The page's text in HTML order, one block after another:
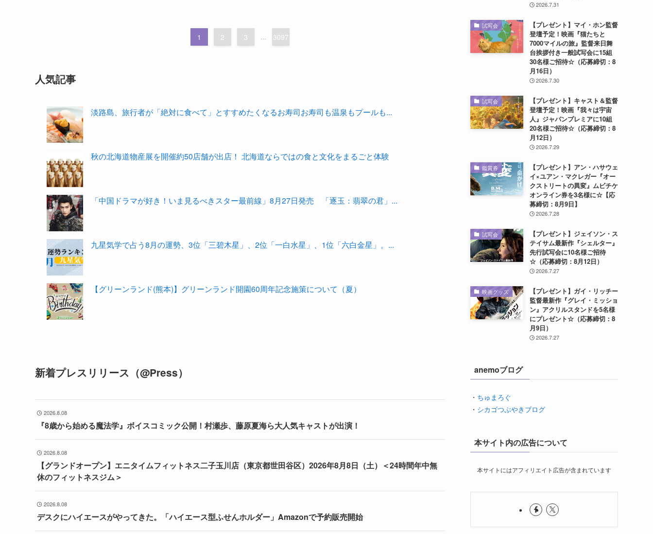
1 2 3 ... 3097
人気記事
淡路島、旅行者が「絶対に食べて」とすすめたくなるお寿司お寿司も温泉もプールも...
秋の北海道物産展を開催約50店舗が出店！ 北海道ならではの食と文化をまるごと体験
「中国ドラマが好き！いま見るべきスター最前線」8月27日発売 「逐玉：翡翠の君」...
九星気学で占う8月の運勢、3位「三碧木星」、2位「一白水星」、1位「六白金星」。...
【グリーンランド(熊本)】グリーンランド開園60周年記念施策について（夏）
新着プレスリリース（@Press）
2026.8.08
『8歳から始める魔法学』ボイスコミック公開！村瀬歩、藤原夏海ら大人気キャストが出演！
2026.8.08
【グランドオープン】エニタイムフィットネス二子玉川店（東京都世田谷区）2026年8月8日（土）＜24時間年中無
休のフィットネスジム＞
2026.8.08
デスクにハイエースがやってきた。「ハイエース型ふせんホルダー」Amazonで予約販売開始
2026.7.31
試写会
【プレゼント】マイ・ホン監督
登壇予定！映画『猫たちと
7000マイルの旅』監督来日舞
台挨拶付き一般試写会に15組
30名様ご招待☆（応募締切：8
月16日）
2026.7.30
試写会
【プレゼント】キャスト＆監督
登壇予定！映画『我々は宇宙
人』ジャパンプレミアに10組
20名様ご招待☆（応募締切：8
月12日）
2026.7.29
鑑賞券
【プレゼント】アン・ハサウェ
イ×ユアン・マクレガー『オー
クストリートの異変』ムビチケ
オンライン券を3名様に☆【応
募締切：8月9日】
2026.7.28
試写会
【プレゼント】ジェイソン・ス
テイサム最新作『シェルター』
先行試写会に10名様ご招待
☆（応募締切：8月12日）
2026.7.27
映画グッズ
【プレゼント】ガイ・リッチー
監督最新作『グレイ・ミッショ
ン』アクリルスタンドを5名様
にプレゼント☆（応募締切：8
月9日）
2026.7.27
anemoブログ
・ ちゅまろぐ
・ シカゴつぶやきブログ
本サイト内の広告について
本サイトにはアフィリエイト広告が含まれています